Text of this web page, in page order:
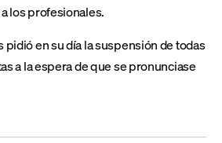
los profesionales.
pidió en su día la suspensión de todas
a la espera de que se pronunciase